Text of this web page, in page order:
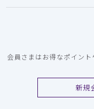
会員さまはお得なポイン
新規